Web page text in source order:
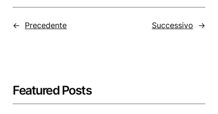
← Precedente Successivo →
Featured Posts